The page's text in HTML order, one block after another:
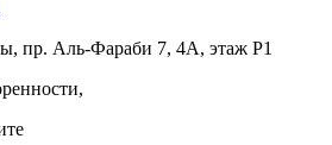
пр. Аль-Фараби 7, 4А, этаж Р1